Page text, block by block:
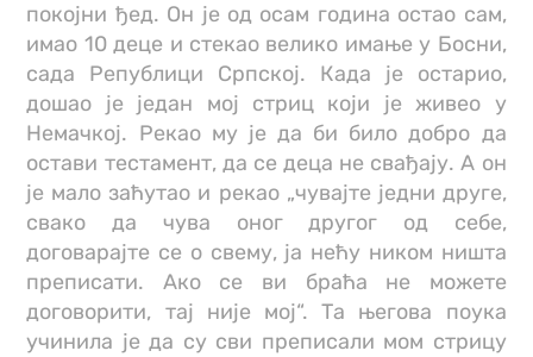
покојни ђед. Он је од осам година остао сам,
имао 10 деце и стекао велико имање у Босни,
сада Републици Српској. Када је остарио,
дошао је један мој стриц који је живео у
Немачкој. Рекао му је да би било добро да
остави тестамент, да се деца не свађају. А он
је мало заћутао и рекао „чувајте једни друге,
свако да чува оног другог од себе,
договарајте се о свему, ја нећу ником ништа
преписати. Ако се ви браћа не можете
договорити, тај није мој“. Та његова поука
учинила је да су сви преписали мом стрицу